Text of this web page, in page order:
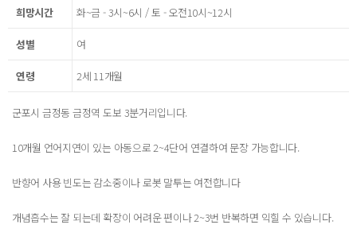
희망시간 화~금 - 3시~6시 / 토 - 오전10시~12시
성별 여
연령 2세 11개월
군포시 금정동 금정역 도보 3분거리입니다.
10개월 언어지연이 있는 아동으로 2~4단어 연결하여 문장 가능합니다.
반향어 사용 빈도는 감소중이나 로봇 말투는 여전합니다
개념흡수는 잘 되는데 확장이 어려운 편이나 2~3번 반복하면 익힐 수 있습니다.